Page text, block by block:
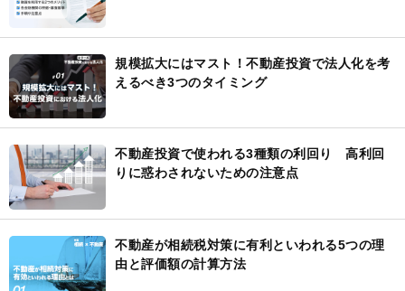
規模拡大にはマスト！不動産投資で法人化を考
えるべき3つのタイミング
不動産投資で使われる3種類の利回り 高利回
りに惑わされないための注意点
不動産が相続税対策に有利といわれる5つの理
由と評価額の計算方法